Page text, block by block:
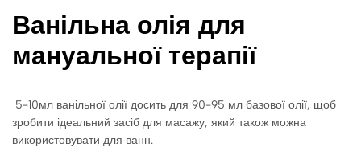
Ванільна олія для
мануальної терапії
5-10мл ванільної олії досить для 90-95 мл базової олії, щоб
зробити ідеальний засіб для масажу, який також можна
використовувати для ванн.